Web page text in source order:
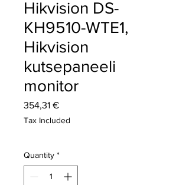
Hikvision DS-
KH9510-WTE1,
Hikvision
kutsepaneeli
monitor
354,31 €Price
Tax Included
Quantity *